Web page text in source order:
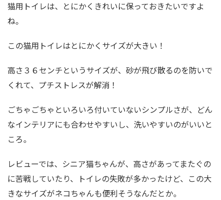
猫用トイレは、とにかくきれいに保っておきたいですよ
ね。
この猫用トイレはとにかくサイズが大きい！
高さ３６センチというサイズが、砂が飛び散るのを防いで
くれて、プチストレスが解消！
ごちゃごちゃといろいろ付いていないシンプルさが、どん
なインテリアにも合わせやすいし、洗いやすいのがいいと
ころ。
レビューでは、シニア猫ちゃんが、高さがあってまたぐの
に苦戦していたり、トイレの失敗が多かったけど、この大
きなサイズがネコちゃんも便利そうなんだとか。